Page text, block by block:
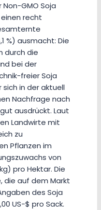
GMO Soja
recht
%) ausmacht: Die
durch die
bei der
freier Soja
in der aktuell
Nachfrage nach
ausdrückt. Laut
Landwirte mit
zu
Pflanzen im
von
pro Hektar. Die
die auf dem Markt
des Soja
US-$ pro Sack.